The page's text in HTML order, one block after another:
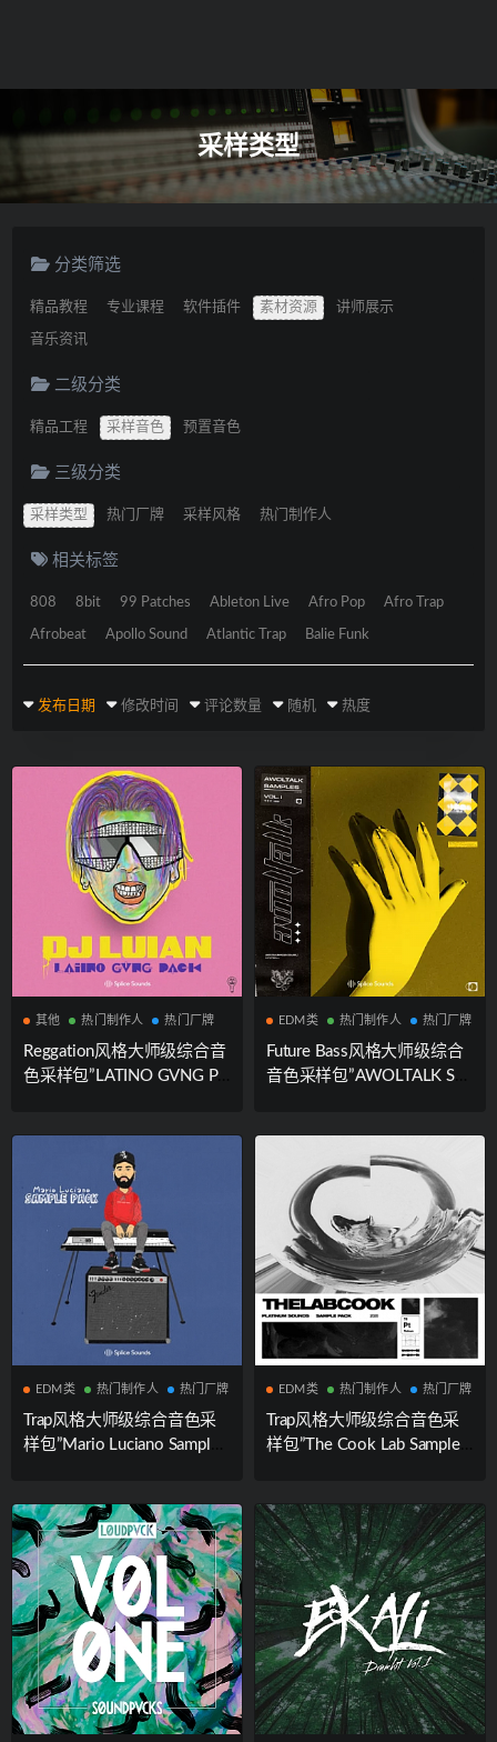
采样类型
分类筛选
精品教程 专业课程 软件插件 素材资源 讲师展示
音乐资讯
二级分类
精品工程 采样音色 预置音色
三级分类
采样类型 热门厂牌 采样风格 热门制作人
相关标签
808 8bit 99 Patches Ableton Live Afro Pop Afro Trap
Afrobeat Apollo Sound Atlantic Trap Balie Funk
发布日期 修改时间 评论数量 随机 热度
其他 热门制作人 热门厂牌
Reggation风格大师级综合音
色采样包”LATINO GVNG Pa
EDM类 热门制作人 热门厂牌
Future Bass风格大师级综合
音色采样包”AWOLTALK Sa
EDM类 热门制作人 热门厂牌
Trap风格大师级综合音色采
样包”Mario Luciano Sample
联合出品
EDM类 热门制作人 热门厂牌
Trap风格大师级综合音色采
样包”The Cook Lab Sample
Lab联合出品